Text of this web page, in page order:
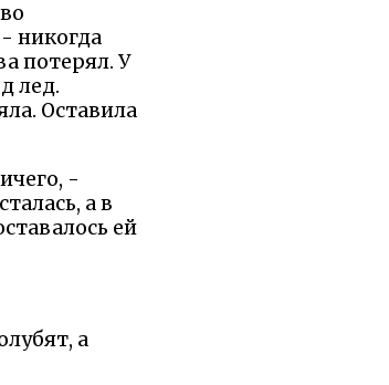
никогда
потерял. У
лед.
Оставила
-
а в
ей
а